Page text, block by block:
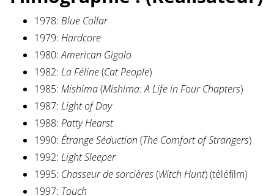
1978: Blue Collar
1979: Hardcore
1980:American Gigolo
1982: La Féline(Cat People)
1985: Mishima(Mishima: A Life in Four Chapters)
1987: Light of Day
1988: Patty Hearst
1990: Étrange Séduction (The Comfort of Strangers)
1992: Light Sleeper
1995: Chasseur de sorcières(Witch Hunt) (téléfilm)
1997: Touch